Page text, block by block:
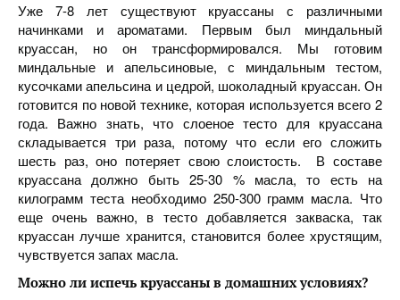
Уже 7-8 лет существуют круассаны с различными
начинками и ароматами. Первым был миндальный
круассан, но он трансформировался. Мы готовим
миндальные и апельсиновые, с миндальным тестом,
кусочками апельсина и цедрой, шоколадный круассан. Он
готовится по новой технике, которая используется всего 2
года. Важно знать, что слоеное тесто для круассана
складывается три раза, потому что если его сложить
шесть раз, оно потеряет свою слоистость. В составе
круассана должно быть 25-30 % масла, то есть на
килограмм теста необходимо 250-300 грамм масла. Что
еще очень важно, в тесто добавляется закваска, так
круассан лучше хранится, становится более хрустящим,
чувствуется запах масла.
Можно ли испечь круассаны в домашних условиях?